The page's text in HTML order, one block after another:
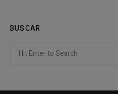
BUSCAR
for: